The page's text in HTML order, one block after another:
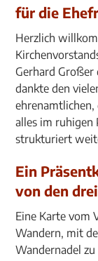
für die
Herzlich
Gerhard
dankte den
ehrenamtlichen,
alles im ruhigen
strukturiert
Ein
von den
Eine Karte vom
Wandern, mit
Wandernadel